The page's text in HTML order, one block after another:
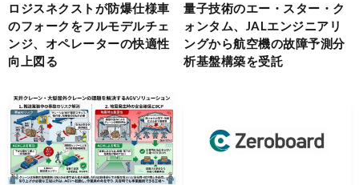
ロジスネクストが防爆仕様車
のフォークをフルモデルチェ
ンジ、オペレーターの快適性
向上図る
量子技術のエー・スター・ク
ォンタム、JALエンジニアリ
ングから航空機の故障予測分
析基盤構築を受託